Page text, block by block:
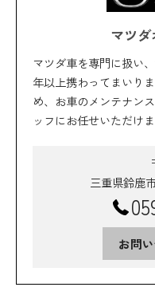
マツ
マツダ車を専門に扱い
年以上携わってまいり
め、お車のメンテナン
ッフにお任せいただけま
三重県鈴鹿
お問